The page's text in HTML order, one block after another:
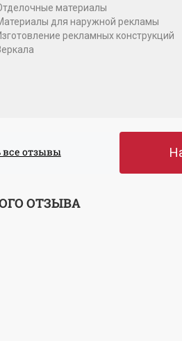
материалы
для наружной рекламы
рекламных конструкций
все отзывы
ОТЗЫВА